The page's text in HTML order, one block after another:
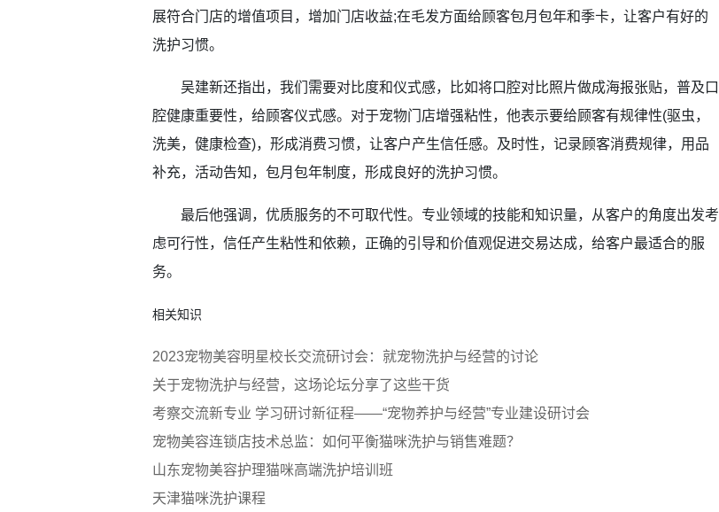
展符合门店的增值项目，增加门店收益;在毛发方面给顾客包月包年和季卡，让客户有好的
洗护习惯。
吴建新还指出，我们需要对比度和仪式感，比如将口腔对比照片做成海报张贴，普及口
腔健康重要性，给顾客仪式感。对于宠物门店增强粘性，他表示要给顾客有规律性(驱虫，
洗美，健康检查)，形成消费习惯，让客户产生信任感。及时性，记录顾客消费规律，用品
补充，活动告知，包月包年制度，形成良好的洗护习惯。
最后他强调，优质服务的不可取代性。专业领域的技能和知识量，从客户的角度出发考
虑可行性，信任产生粘性和依赖，正确的引导和价值观促进交易达成，给客户最适合的服
务。
相关知识
2023宠物美容明星校长交流研讨会：就宠物洗护与经营的讨论
关于宠物洗护与经营，这场论坛分享了这些干货
考察交流新专业 学习研讨新征程——“宠物养护与经营”专业建设研讨会
宠物美容连锁店技术总监：如何平衡猫咪洗护与销售难题？
山东宠物美容护理猫咪高端洗护培训班
天津猫咪洗护课程